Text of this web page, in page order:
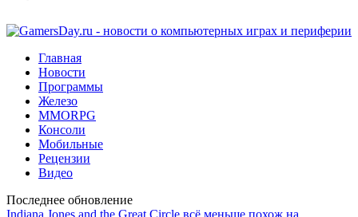
Главная
Новости
Программы
Железо
MMORPG
Консоли
Мобильные
Рецензии
Видео
Последнее обновление
Indiana Jones and the Great Circle всё меньше похож на